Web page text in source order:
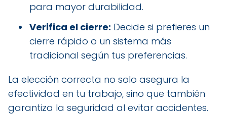
para mayor durabilidad.
Verifica el cierre: Decide si prefieres un
cierre rápido o un sistema más
tradicional según tus preferencias.
La elección correcta no solo asegura la
efectividad en tu trabajo, sino que también
garantiza la seguridad al evitar accidentes.